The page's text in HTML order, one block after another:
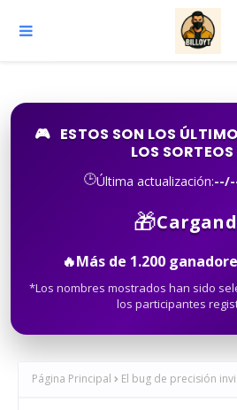
🎮 ESTOS SON LOS
LOS SORTEOS
🕒Última actualización:
🎁
🔥Más de 1.200
*Los nombres mostrados han sido
los participantes
Página Principal El bug de precisión